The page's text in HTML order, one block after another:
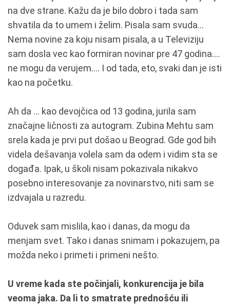
na dve strane. Kažu da je bilo dobro i tada sam
shvatila da to umem i želim. Pisala sam svuda...
Nema novine za koju nisam pisala, a u Televiziju
sam dosla vec kao formiran novinar pre 47 godina....
ne mogu da verujem.... I od tada, eto, svaki dan je isti
kao na početku.
Ah da ... kao devojčica od 13 godina, jurila sam
značajne ličnosti za autogram. Zubina Mehtu sam
srela kada je prvi put došao u Beograd. Gde god bih
videla dešavanja volela sam da odem i vidim sta se
događa. Ipak, u školi nisam pokazivala nikakvo
posebno interesovanje za novinarstvo, niti sam se
izdvajala u razredu.
Oduvek sam mislila, kao i danas, da mogu da
menjam svet. Tako i danas snimam i pokazujem, pa
možda neko i primeti i primeni nešto.
U vreme kada ste počinjali, konkurencija je bila
veoma jaka. Da li to smatrate prednošću ili